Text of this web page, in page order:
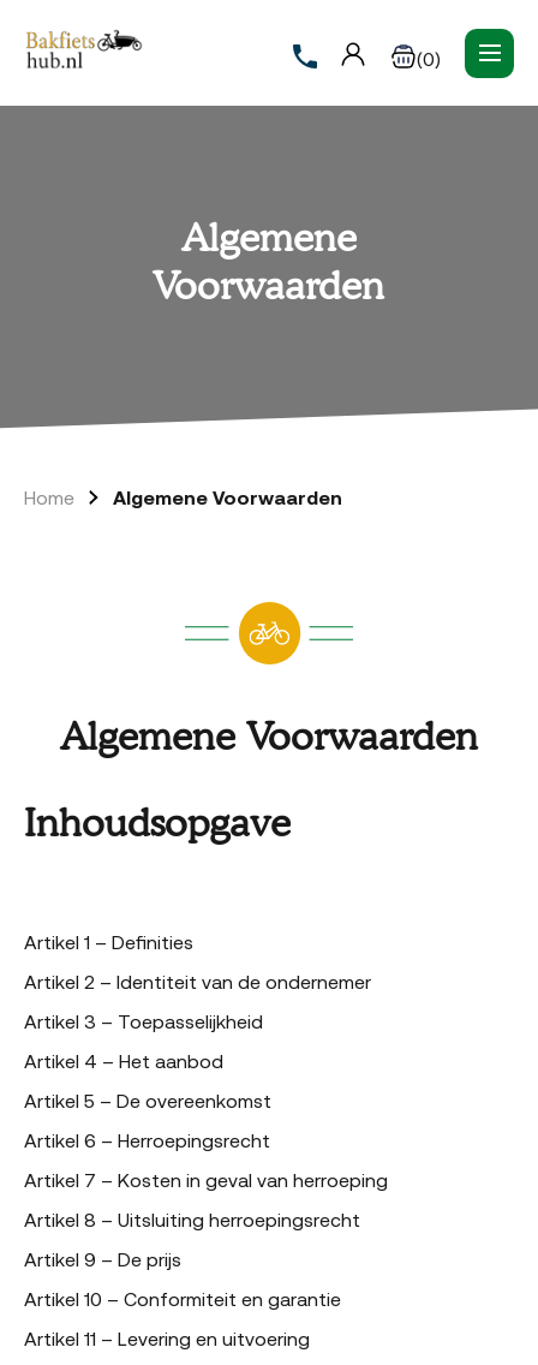
(0)
Algemene
Voorwaarden
Home Algemene Voorwaarden
Algemene Voorwaarden
Inhoudsopgave
Artikel 1 – Definities
Artikel 2 – Identiteit van de ondernemer
Artikel 3 – Toepasselijkheid
Artikel 4 – Het aanbod
Artikel 5 – De overeenkomst
Artikel 6 – Herroepingsrecht
Artikel 7 – Kosten in geval van herroeping
Artikel 8 – Uitsluiting herroepingsrecht
Artikel 9 – De prijs
Artikel 10 – Conformiteit en garantie
Artikel 11 – Levering en uitvoering